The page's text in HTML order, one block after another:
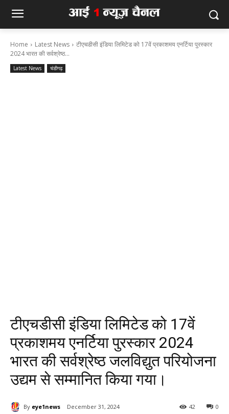
Home Latest News
टीएचडीसी इंडिया लिमिटेड को 17वें प्रकाशमय एनर्टिया पुरस्कार
2024 भारत की सर्वश्रेष्ठ...
Latest News चंडीगढ़
टीएचडीसी इंडिया लिमिटेड को 17वें
प्रकाशमय एनर्टिया पुरस्कार 2024
भारत की सर्वश्रेष्ठ जलविद्युत परियोजना
उद्यम से सम्मानित किया गया।
By eye1news December 31, 2024 0
42